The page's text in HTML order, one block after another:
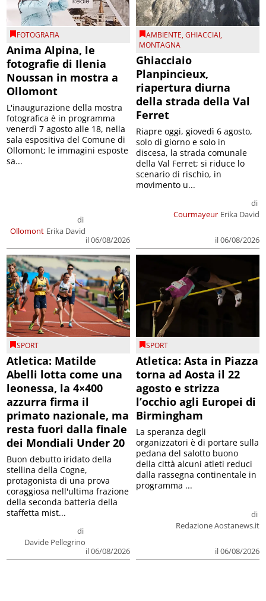
FOTOGRAFIA
Anima Alpina, le
fotografie di Ilenia
Noussan in mostra a
Ollomont
Ollomont
di
Erika David
il 06/08/2026
L'inaugurazione della mostra
fotografica è in programma
venerdì 7 agosto alle 18, nella
sala espositiva del Comune di
Ollomont; le immagini esposte
sa...
AMBIENTE,GHIACCIAI,
MONTAGNA
Ghiacciaio
Planpincieux,
riapertura diurna
della strada della Val
Ferret
Courmayeur
di
Erika David
il 06/08/2026
Riapre oggi, giovedì 6 agosto,
solo di giorno e solo in
discesa, la strada comunale
della Val Ferret; si riduce lo
scenario di rischio, in
movimento u...
SPORT
Atletica: Matilde
Abelli lotta come una
leonessa, la 4×400
azzurra firma il
primato nazionale, ma
resta fuori dalla finale
dei Mondiali Under 20
di
Davide Pellegrino
il 06/08/2026
Buon debutto iridato della
stellina della Cogne,
protagonista di una prova
coraggiosa nell'ultima frazione
della seconda batteria della
staffetta mist...
SPORT
Atletica: Asta in Piazza
torna ad Aosta il 22
agosto e strizza
l’occhio agli Europei di
Birmingham
di
Redazione Aostanews.it
il 06/08/2026
La speranza degli
organizzatori è di portare sulla
pedana del salotto buono
della città alcuni atleti reduci
dalla rassegna continentale in
programma ...